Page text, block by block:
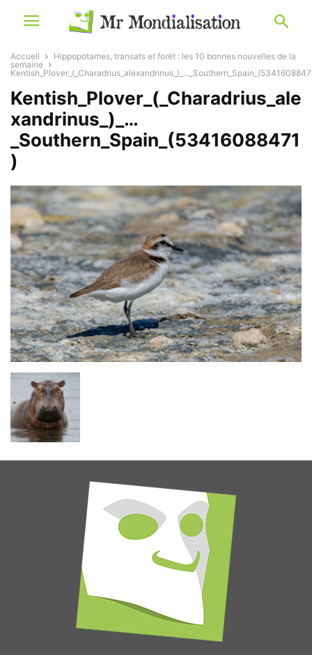
Accueil
Hippopotames, transats et forêt : les 10 bonnes nouvelles de la
semaine
Kentish_Plover_(_Charadrius_ale
xandrinus_)_…
_Southern_Spain_(53416088471
)